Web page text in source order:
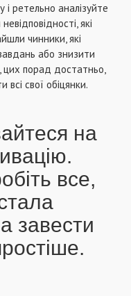
ретельно аналізуйте
які
чинники, які
або знизити
цих порад достатньо,
свої обіцянки.
на
все,
завести